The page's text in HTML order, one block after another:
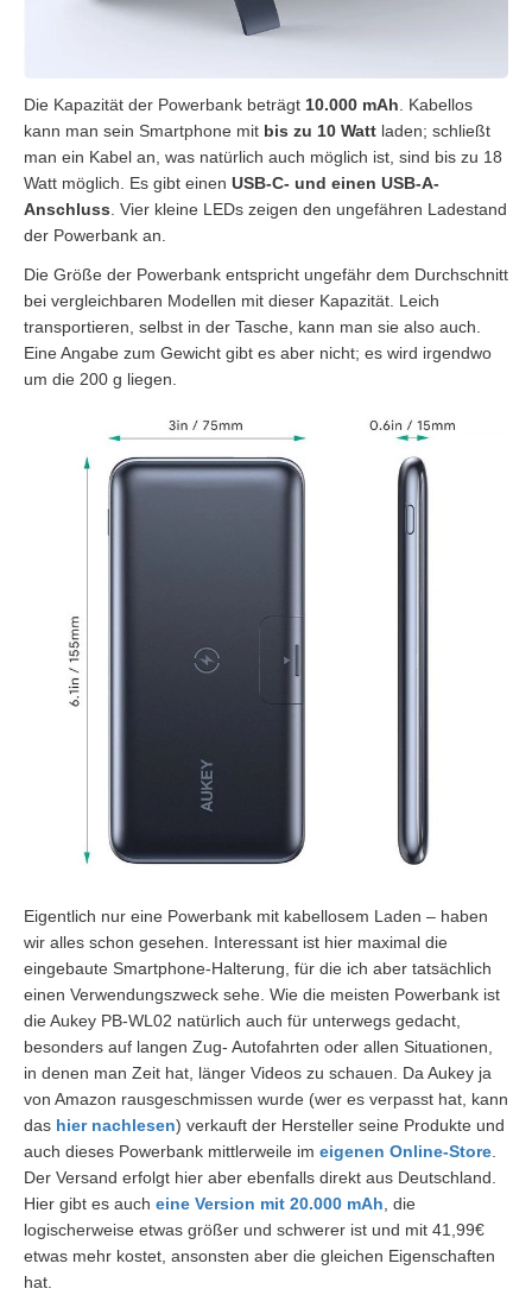
Die Kapazität der Powerbank beträgt 10.000 mAh . Kabellos
kann man sein Smartphone mit bis zu 10 Watt laden; schließt
man ein Kabel an, was natürlich auch möglich ist, sind bis zu 18
Watt möglich. Es gibt einen USB-C- und einen USB-A-
Anschluss . Vier kleine LEDs zeigen den ungefähren Ladestand
der Powerbank an.
Die Größe der Powerbank entspricht ungefähr dem Durchschnitt
bei vergleichbaren Modellen mit dieser Kapazität. Leich
transportieren, selbst in der Tasche, kann man sie also auch.
Eine Angabe zum Gewicht gibt es aber nicht; es wird irgendwo
um die 200 g liegen.
Eigentlich nur eine Powerbank mit kabellosem Laden – haben
wir alles schon gesehen. Interessant ist hier maximal die
eingebaute Smartphone-Halterung, für die ich aber tatsächlich
einen Verwendungszweck sehe. Wie die meisten Powerbank ist
die Aukey PB-WL02 natürlich auch für unterwegs gedacht,
besonders auf langen Zug- Autofahrten oder allen Situationen,
in denen man Zeit hat, länger Videos zu schauen. Da Aukey ja
von Amazon rausgeschmissen wurde (wer es verpasst hat, kann
das hier nachlesen) verkauft der Hersteller seine Produkte und
auch dieses Powerbank mittlerweile im eigenen Online-Store
Der Versand erfolgt hier aber ebenfalls direkt aus Deutschland.
Hier gibt es auch eine Version mit 20.000 mAh , die
logischerweise etwas größer und schwerer ist und mit 41,99€
etwas mehr kostet, ansonsten aber die gleichen Eigenschaften
hat.